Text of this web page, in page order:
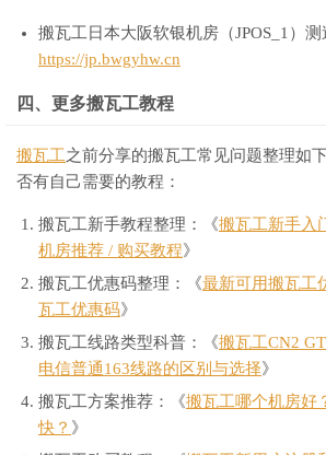
搬瓦工日本大阪软银机房（JPOS_1）测
https://jp.bwgyhw.cn
四、更多搬瓦工教程
搬瓦工之前分享的搬瓦工常见问题整理如
否有自己需要的教程：
搬瓦工新手教程整理：《搬瓦工新手入
机房推荐 / 购买教程》
搬瓦工优惠码整理：《最新可用搬瓦工
瓦工优惠码》
搬瓦工线路类型科普：《搬瓦工CN2
电信普通163线路的区别与选择》
搬瓦工方案推荐：《搬瓦工哪个机房好
快？ 》